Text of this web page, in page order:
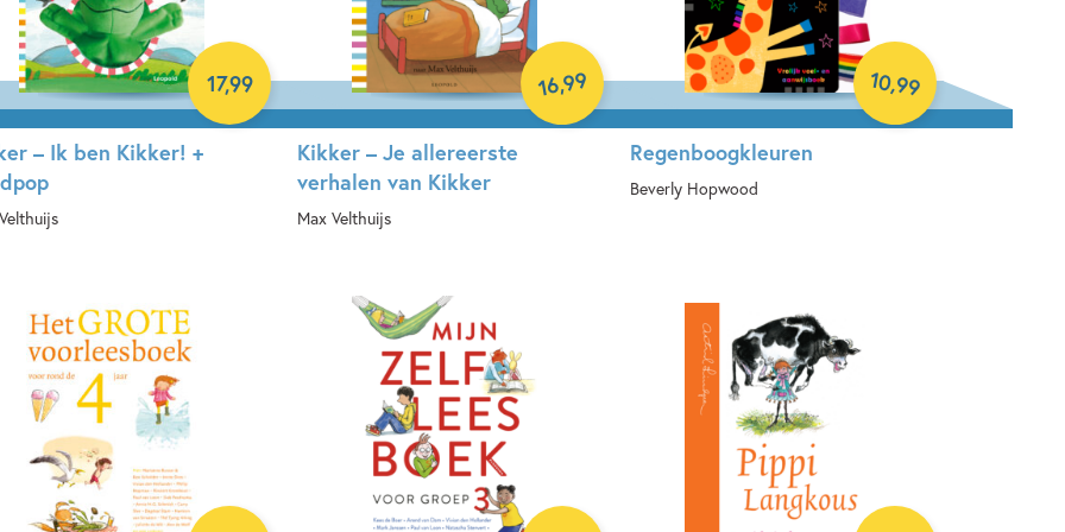
– Ik ben Kikker! +
17,99
Kikker – Je allereerste
verhalen van Kikker
Max Velthuijs
16,99
Regenboogkleuren
Beverly Hopwood
10,99